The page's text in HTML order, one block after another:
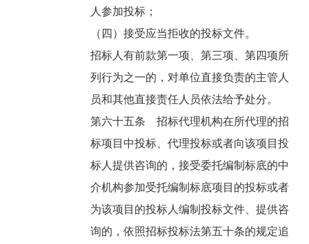
人参加投标；
（四）接受应当拒收的投标文件。
招标人有前款第一项、第三项、第四项所
列行为之一的，对单位直接负责的主管人
员和其他直接责任人员依法给予处分。
第六十五条 招标代理机构在所代理的招
标项目中投标、代理投标或者向该项目投
标人提供咨询的，接受委托编制标底的中
介机构参加受托编制标底项目的投标或者
为该项目的投标人编制投标文件、提供咨
询的，依照招标投标法第五十条的规定追